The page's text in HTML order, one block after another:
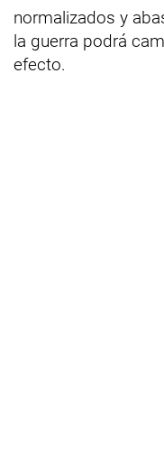
normalizados y
la guerra podrá
efecto.